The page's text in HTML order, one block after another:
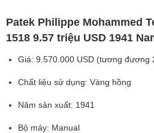
Patek Philippe Mohammed
1518 9.57 triệu USD 1941
Giá: 9.570.000 USD (tương đương
Chất liệu sử dụng: Vàng hồng
Năm sản xuất: 1941
Bộ máy: Manual